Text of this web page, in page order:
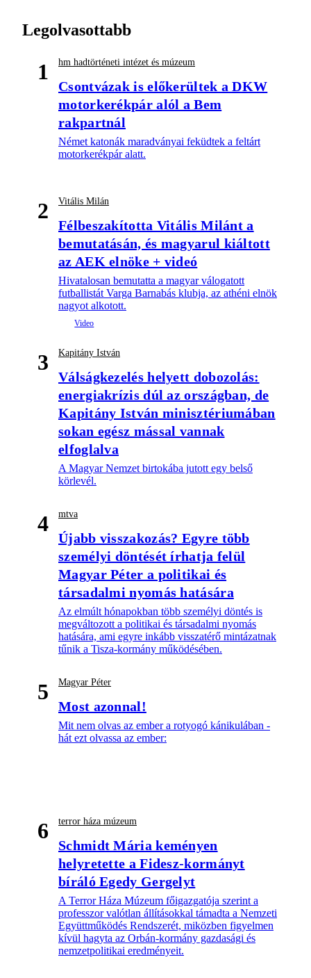
Legolvasottabb
1 hm hadtörténeti intézet és múzeum
Csontvázak is előkerültek a DKW
motorkerékpár alól a Bem
rakpartnál
Német katonák maradványai feküdtek a feltárt
motorkerékpár alatt.
2 Vitális Milán
Félbeszakította Vitális Milánt a
bemutatásán, és magyarul kiáltott
az AEK elnöke + videó
Hivatalosan bemutatta a magyar válogatott
futballistát Varga Barnabás klubja, az athéni elnök
nagyot alkotott.
3 Kapitány István
Válságkezelés helyett dobozolás:
energiakrízis dúl az országban, de
Kapitány István minisztériumában
sokan egész mással vannak
elfoglalva
A Magyar Nemzet birtokába jutott egy belső
körlevél.
4 mtva
Újabb visszakozás? Egyre több
személyi döntését írhatja felül
Magyar Péter a politikai és
társadalmi nyomás hatására
Az elmúlt hónapokban több személyi döntés is
megváltozott a politikai és társadalmi nyomás
hatására, ami egyre inkább visszatérő mintázatnak
tűnik a Tisza-kormány működésében.
5 Magyar Péter
Most azonnal!
Mit nem olvas az ember a rotyogó kánikulában -
hát ezt olvassa az ember:
6 terror háza múzeum
Schmidt Mária keményen
helyretette a Fidesz-kormányt
bíráló Egedy Gergelyt
A Terror Háza Múzeum főigazgatója szerint a
professzor valótlan állításokkal támadta a Nemzeti
Együttműködés Rendszerét, miközben figyelmen
kívül hagyta az Orbán-kormány gazdasági és
nemzetpolitikai eredményeit.